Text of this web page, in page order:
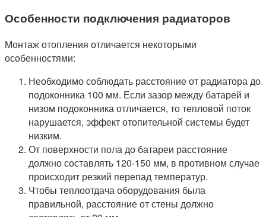
Особенности подключения радиаторов
Монтаж отопления отличается некоторыми
особенностями:
Необходимо соблюдать расстояние от радиатора до
подоконника 100 мм. Если зазор между батарей и
низом подоконника отличается, то тепловой поток
нарушается, эффект отопительной системы будет
низким.
От поверхности пола до батареи расстояние
должно составлять 120-150 мм, в противном случае
происходит резкий перепад температур.
Чтобы теплоотдача оборудования была
правильной, расстояние от стены должно